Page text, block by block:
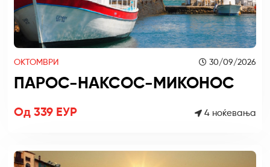
ОКТОМВРИ 30/09/2026
ПАРОС-НАКСОС-МИКОНОС
Од 339 ЕУР 4 ноќевања